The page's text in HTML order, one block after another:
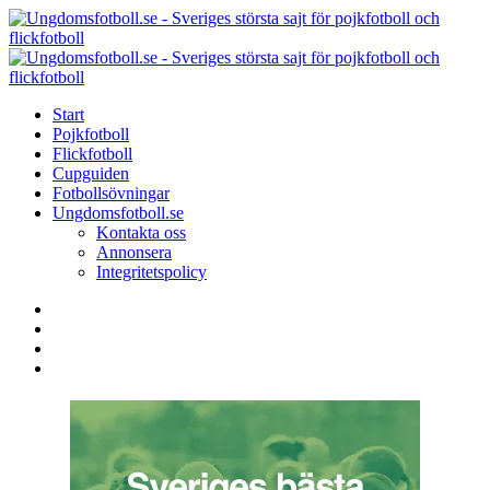
Menu
Search
Menu
Start
Pojkfotboll
Flickfotboll
Cupguiden
Fotbollsövningar
Ungdomsfotboll.se
Kontakta oss
Annonsera
Integritetspolicy